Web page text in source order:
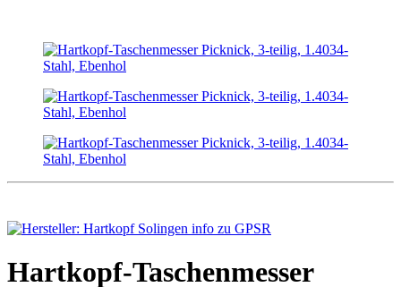
Hartkopf-Taschenmesser